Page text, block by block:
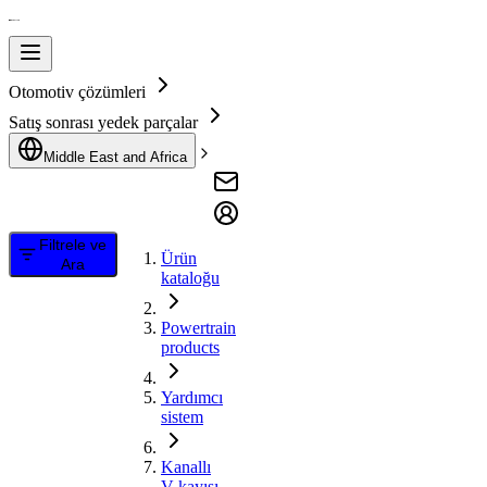
Otomotiv çözümleri
Satış sonrası yedek parçalar
Middle East and Africa
Filtrele ve
Ara
Ürün
kataloğu
Powertrain
products
Yardımcı
sistem
Kanallı